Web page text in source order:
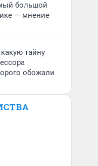
большой
— мнение
тайну
обожали